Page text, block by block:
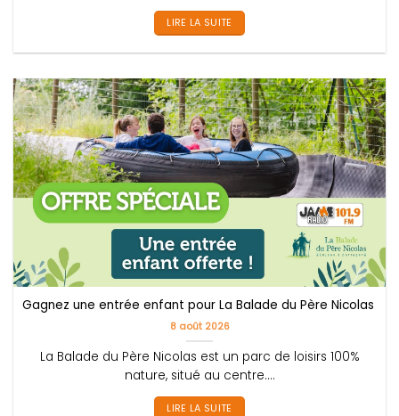
LIRE LA SUITE
Gagnez une entrée enfant pour La Balade du Père Nicolas !
8 août 2026
La Balade du Père Nicolas est un parc de loisirs 100%
nature, situé au centre....
LIRE LA SUITE